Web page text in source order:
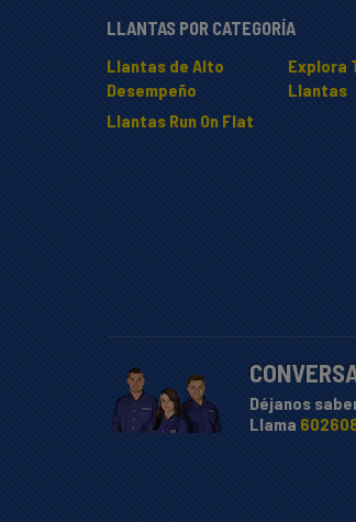
LLANTAS POR CATEGORÍA
Llantas de Alto
Desempeño
Llantas Run On Flat
Explora
Llantas
Déjanos
Llama